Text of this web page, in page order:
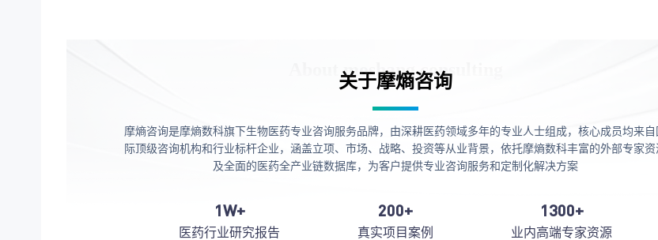
关于摩熵咨询
摩熵咨询是摩熵数科旗下生物医药专业咨询服务品牌，由深耕医药领域多年的专业人士组成，核心成员均来自
际顶级咨询机构和行业标杆企业，涵盖立项、市场、战略、投资等从业背景，依托摩熵数科丰富的外部专家资
及全面的医药全产业链数据库，为客户提供专业咨询服务和定制化解决方案
1W+
医药行业研究报告
200+
真实项目案例
1300+
业内高端专家资源